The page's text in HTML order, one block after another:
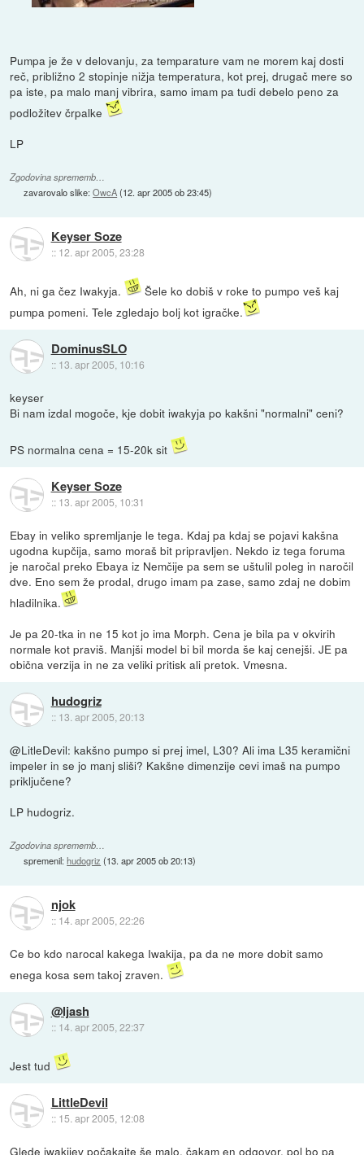
Pumpa je že v delovanju, za temparature vam ne morem kaj dosti
reč, približno 2 stopinje nižja temperatura, kot prej, drugač mere so
pa iste, pa malo manj vibrira, samo imam pa tudi debelo peno za
podložitev črpalke
LP
Zgodovina sprememb…
zavarovalo slike:OwcA(12. apr 2005 ob 23:45)
Keyser Soze
:: 12. apr 2005, 23:28
Ah, ni ga čez Iwakyja.
Šele ko dobiš v roke to pumpo veš kaj
pumpa pomeni. Tele zgledajo bolj kot igračke.
DominusSLO
:: 13. apr 2005, 10:16
keyser
Bi nam izdal mogoče, kje dobit iwakyja po kakšni "normalni" ceni?
PS normalna cena = 15-20k sit
Keyser Soze
:: 13. apr 2005, 10:31
Ebay in veliko spremljanje le tega. Kdaj pa kdaj se pojavi kakšna
ugodna kupčija, samo moraš bit pripravljen. Nekdo iz tega foruma
je naročal preko Ebaya iz Nemčije pa sem se uštulil poleg in naročil
dve. Eno sem že prodal, drugo imam pa zase, samo zdaj ne dobim
hladilnika.
Je pa 20-tka in ne 15 kot jo ima Morph. Cena je bila pa v okvirih
normale kot praviš. Manjši model bi bil morda še kaj cenejši. JE pa
obična verzija in ne za veliki pritisk ali pretok. Vmesna.
hudogriz
:: 13. apr 2005, 20:13
@LitleDevil: kakšno pumpo si prej imel, L30? Ali ima L35 keramični
impeler in se jo manj sliši? Kakšne dimenzije cevi imaš na pumpo
priključene?
LP hudogriz.
Zgodovina sprememb…
spremenil:hudogriz (13. apr 2005 ob 20:13)
njok
:: 14. apr 2005, 22:26
Ce bo kdo narocal kakega Iwakija, pa da ne more dobit samo
enega kosa sem takoj zraven.
@ljash
:: 14. apr 2005, 22:37
Jest tud
LittleDevil
:: 15. apr 2005, 12:08
Glede iwakijev počakajte še malo, čakam en odgovor, pol bo pa